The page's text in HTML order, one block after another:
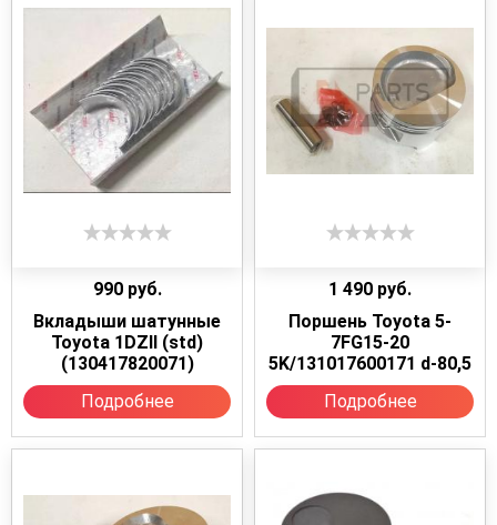
990 руб.
Вкладыши шатунные
Toyota 1DZII (std)
(130417820071)
Подробнее
1 490 руб.
Поршень Toyota 5-
7FG15-20
5K/131017600171 d-80,5
Подробнее